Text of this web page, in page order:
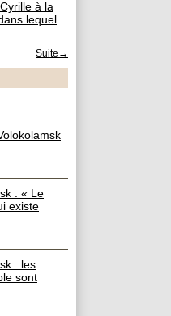
à la
lequel
Suite→
: « Le
existe
: les
sont